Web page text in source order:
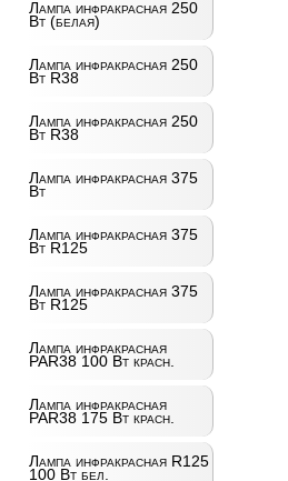
Лампа инфракрасная 250
Вт (белая)
Лампа инфракрасная 250
Вт R38
Лампа инфракрасная 250
Вт R38
Лампа инфракрасная 375
Вт
Лампа инфракрасная 375
Вт R125
Лампа инфракрасная 375
Вт R125
Лампа инфракрасная
PAR38 100 Вт красн.
Лампа инфракрасная
PAR38 175 Вт красн.
Лампа инфракрасная R125
100 Вт бел.